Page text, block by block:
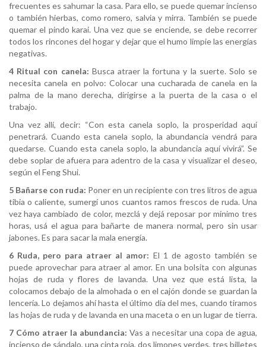
frecuentes es sahumar la casa. Para ello, se puede quemar incienso
o también hierbas, como romero, salvia y mirra. También se puede
quemar el pindo karai. Una vez que se enciende, se debe recorrer
todos los rincones del hogar y dejar que el humo limpie las energías
negativas.
4 Ritual con canela: Busca atraer la fortuna y la suerte. Solo se
necesita canela en polvo: Colocar una cucharada de canela en la
palma de la mano derecha, dirigirse a la puerta de la casa o el
trabajo.
Una vez allí, decir: “Con esta canela soplo, la prosperidad aquí
penetrará. Cuando esta canela soplo, la abundancia vendrá para
quedarse.⁣ Cuando esta canela soplo, la abundancia aquí vivirá”. Se
debe soplar de afuera para adentro de la casa y visualizar el deseo,
según el Feng Shui.
5 Bañarse con ruda: Poner en un recipiente con tres litros de agua
tibia o caliente, sumergí unos cuantos ramos frescos de ruda. Una
vez haya cambiado de color, mezclá y dejá reposar por mínimo tres
horas, usá el agua para bañarte de manera normal, pero sin usar
jabones. Es para sacar la mala energía.
6 Ruda, pero para atraer al amor: El 1 de agosto también se
puede aprovechar para atraer al amor. En una bolsita con algunas
hojas de ruda y flores de lavanda. Una vez que está lista, la
colocamos debajo de la almohada o en el cajón donde se guardan la
lencería. Lo dejamos ahí hasta el último día del mes, cuando tiramos
las hojas de ruda y de lavanda en una maceta o en un lugar de tierra.
7 Cómo atraer la abundancia: Vas a necesitar una copa de agua,
incienso de sándalo, una cinta roja, dos limones verdes, tres billetes